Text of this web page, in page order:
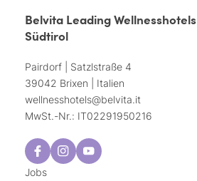
Belvita Leading Wellnesshotels
Südtirol
Pairdorf | Satzlstraße 4
39042 Brixen | Italien
wellnesshotels@belvita.it
MwSt.-Nr.: IT02291950216
Jobs